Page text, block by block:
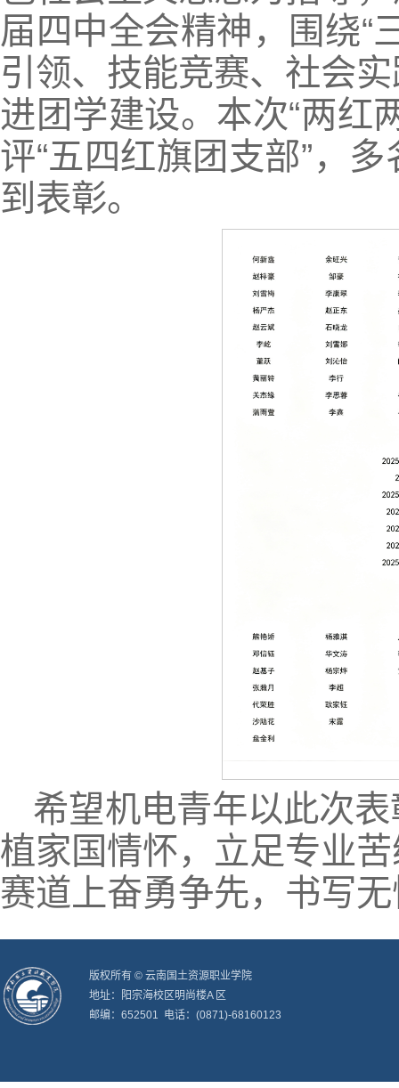
届四中全会精神，围绕“
引领、技能竞赛、社会
进团学建设。本次“两红
评“五四红旗团支部”，
到表彰。
希望机电青年以此次
植家国情怀，立足专业
赛道上奋勇争先，书写
版权所有 © 云南国土资源职业学院
地址：阳宗海校区明尚楼A 区
邮编：652501 电话：(0871)-68160123